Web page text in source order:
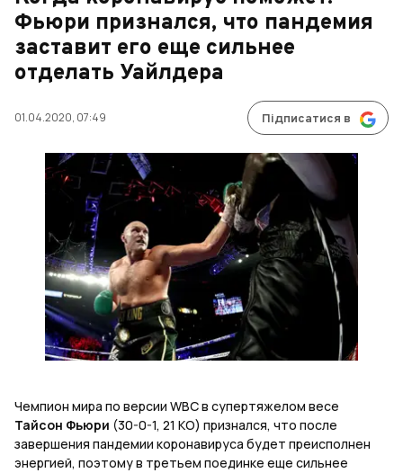
Фьюри признался, что пандемия
заставит его еще сильнее
отделать Уайлдера
01.04.2020, 07:49 Підписатися в
Чемпион мира по версии WBC в супертяжелом весе
Тайсон Фьюри (30-0-1, 21 КО) признался, что после
завершения пандемии коронавируса будет преисполнен
энергией, поэтому в третьем поединке еще сильнее